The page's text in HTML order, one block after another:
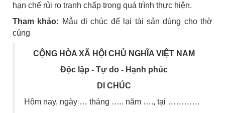
hạn chế rủi ro tranh chấp trong quá trình thực hiện.
Tham khảo: Mẫu di chúc để lại tài sản dùng cho thờ
cúng
CỘNG HÒA XÃ HỘI CHỦ NGHĨA VIỆT NAM
Độc lập - Tự do - Hạnh phúc
DI CHÚC
Hôm nay, ngày … tháng ….. năm …., tại …………